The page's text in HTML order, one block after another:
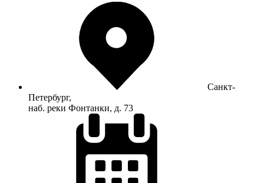
Санкт-
Петербург,
наб. реки Фонтанки, д. 73